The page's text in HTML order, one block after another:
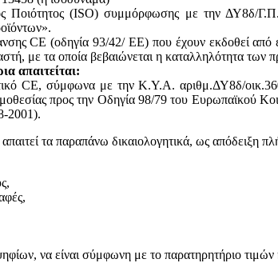
Ποιότητος (ISO) συμμόρφωσης με την ΔΥ8δ/
CE (οδηγία 93/42/ ΕΕ) που έχουν εκδοθεί από
με τα οποία βεβαιώνεται η καταλληλότητα των
απαιτείται:
CE, σύμφωνα με την Κ.Υ.Α. αριθμ.ΔΥ8δ/
προς την Οδηγία 98/79 του Ευρωπαϊκού
2001).
τα παραπάνω δικαιολογητικά, ως απόδειξη
να είναι σύμφωνη με το παρατηρητήριο τιμών